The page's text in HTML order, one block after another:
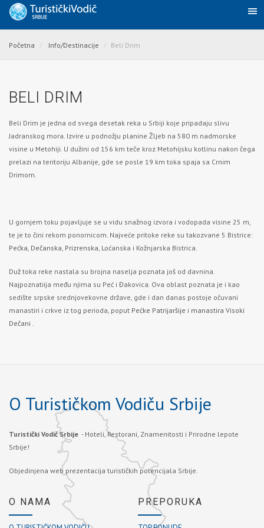
Početna Info/Destinacije Beli Drim
BELI DRIM
Beli Drim je jedna od svega desetak reka u Srbiji koje pripadaju slivu
Jadranskog mora. Izvire u podnožju planine Žljeb na 580 m nadmorske
visine u Metohiji. U dužini od 156 km teče kroz Metohijsku kotlinu nakon čega
prelazi na teritoriju Albanije, gde se posle 19 km toka spaja sa Crnim
Drimom.
U gornjem toku pojavljuje se u vidu snažnog izvora i vodopada visine 25 m,
te je to čini rekom ponornicom. Najveće pritoke reke su takozvane 5 Bistrice:
Pećka, Dečanska, Prizrenska, Loćanska i Kožnjarska Bistrica.
Duž toka reke nastala su brojna naselja poznata još od davnina.
Najpoznatiija među njima su Peć i Đakovica. Ova oblast poznata je i kao
sedište srpske srednjovekovne države, gde i dan danas postoje očuvani
manastiri i crkve iz tog perioda, poput Pećke Patrijaršije i manastira Visoki
Dečani .
O Turističkom Vodiču Srbije
Turistički Vodič Srbije - Hoteli, Restorani, Znamenitosti i Prirodne lepote
Srbije!
Objedinjena web prezentacija turističkih potencijala Srbije.
O NAMA PREPORUKA